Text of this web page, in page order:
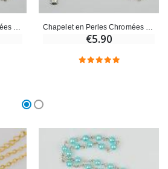
€5.90